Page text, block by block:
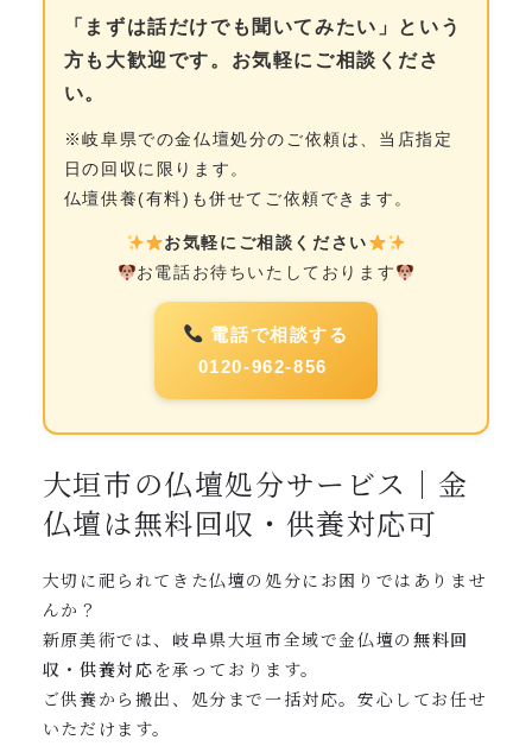
「まずは話だけでも聞いてみたい」という
方も大歓迎です。お気軽にご相談くださ
い。
※岐阜県での金仏壇処分のご依頼は、当店指定
日の回収に限ります。
仏壇供養(有料)も併せてご依頼できます。
お気軽にご相談ください
お電話お待ちいたしております
電話で相談する
0120-962-856
大垣市の仏壇処分サービス｜金
仏壇は無料回収・供養対応可
大切に祀られてきた仏壇の処分にお困りではありませ
んか？
新原美術では、岐阜県大垣市全域で金仏壇の 無料回
収・供養対応 を承っております。
ご供養から搬出、処分まで一括対応。安心してお任せ
いただけます。